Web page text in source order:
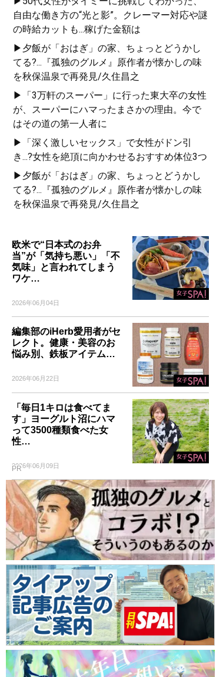
自由な働き方の“光と影”。クレーマー対応や謎
の時給カットも...稼げた金額は
▶夕飯が「おはぎ」の家、ちょっとどうかし
てる?...『孤独のグルメ』原作者が懐かしの味
を秋保温泉で再発見/久住昌之
▶「3万軒のスーパー」に行った東大卒の女性
が、スーパーにハマったまさかの理由。今で
はその道の第一人者に
▶「深く激しいセックス」で女性がドン引
き...?女性を絶頂に向かわせるおすすめ体位3つ
▶夕飯が「おはぎ」の家、ちょっとどうかし
てる?...『孤独のグルメ』原作者が懐かしの味
を秋保温泉で再発見/久住昌之
欧米で“日本式のお弁
当”が「気持ち悪い」「不
気味」と言われてしまう
ワケ…
2026年06月04日
編集部のiHerb愛用者がセ
レクト。健康・美容のお
悩み別、鉄板アイテム…
2026年06月22日
「毎日1キロは食べてま
す」ヨーグルト沼にハマ
って3500種類食べた女
性…
2026年06月09日
PR